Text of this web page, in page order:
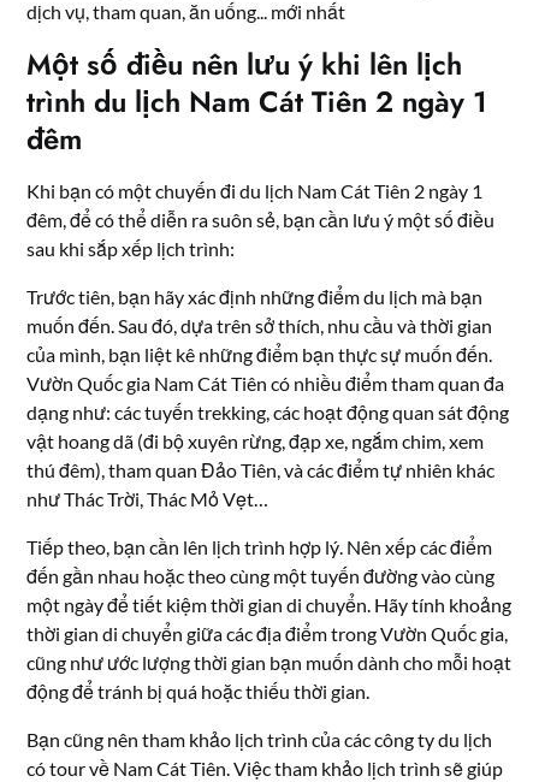
Một số điều nên lưu ý khi lên lịch
trình du lịch Nam Cát Tiên 2 ngày 1
đêm
Khi bạn có một chuyến đi du lịch Nam Cát Tiên 2 ngày 1
đêm, để có thể diễn ra suôn sẻ, bạn cần lưu ý một số điều
sau khi sắp xếp lịch trình:
Trước tiên, bạn hãy xác định những điểm du lịch mà bạn
muốn đến. Sau đó, dựa trên sở thích, nhu cầu và thời gian
của mình, bạn liệt kê những điểm bạn thực sự muốn đến.
Vườn Quốc gia Nam Cát Tiên có nhiều điểm tham quan đa
dạng như: các tuyến trekking, các hoạt động quan sát động
vật hoang dã (đi bộ xuyên rừng, đạp xe, ngắm chim, xem
thú đêm), tham quan Đảo Tiên, và các điểm tự nhiên khác
như Thác Trời, Thác Mỏ Vẹt…
Tiếp theo, bạn cần lên lịch trình hợp lý. Nên xếp các điểm
đến gần nhau hoặc theo cùng một tuyến đường vào cùng
một ngày để tiết kiệm thời gian di chuyển. Hãy tính khoảng
thời gian di chuyển giữa các địa điểm trong Vườn Quốc gia,
cũng như ước lượng thời gian bạn muốn dành cho mỗi hoạt
động để tránh bị quá hoặc thiếu thời gian.
Bạn cũng nên tham khảo lịch trình của các công ty du lịch
có tour về Nam Cát Tiên. Việc tham khảo lịch trình sẽ giúp